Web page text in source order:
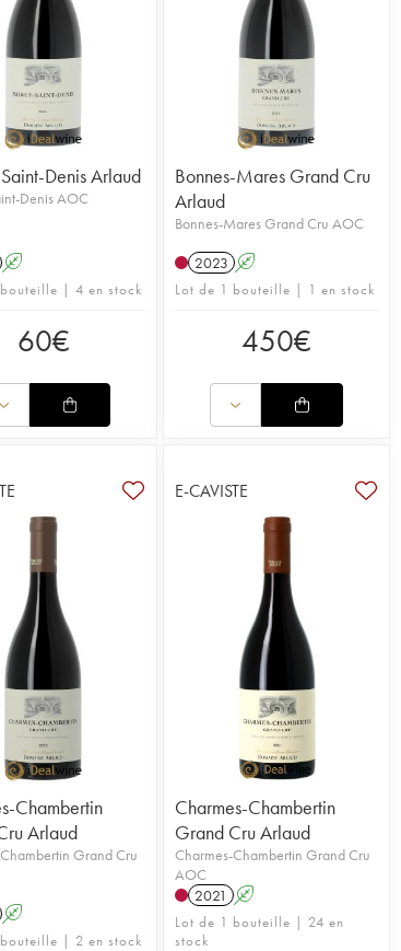
Lire l'article du Journal iDealwine sur le domaine
Denis Arlaud
Denis AOC
A
| 4 en stock
60€
Bonnes-Mares Grand Cru
Arlaud
Bonnes-Mares Grand Cru AOC
2023 A
Lot de 1 bouteille | 1 en stock
450€
Chambertin
Arlaud
Grand Cru
A
| 2 en stock
E-CAVISTE
Charmes-Chambertin
Grand Cru Arlaud
Charmes-Chambertin Grand Cru
AOC
2021
A
Lot de 1 bouteille | 24 en
stock